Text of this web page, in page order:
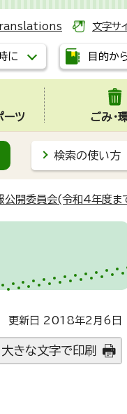
文字サ
に 目的か
ーツ ごみ・
検索の使い方
公開委員会(令和4年度ま
更新日 2018年2月6日
大きな文字で印刷